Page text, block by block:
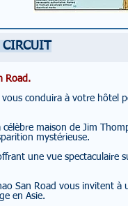
CIRCUIT
Road.
conduira à votre hôtel
maison de Jim
mystérieuse.
une vue spectaculaire
San Road vous invitent à
en Asie.